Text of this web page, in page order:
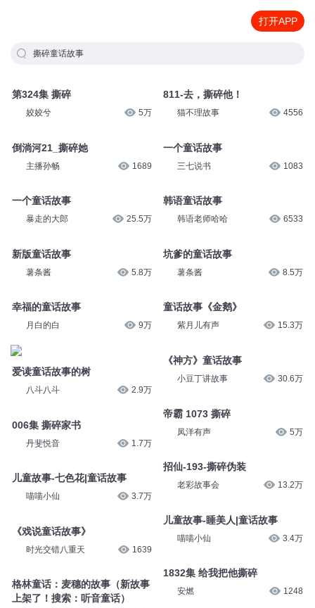
打开APP
撕碎童话故事
第324集 撕碎
姣姣兮 5万
倒淌河21_撕碎她
主播孙畅 1689
一个童话故事
暴走的大郎 25.5万
新版童话故事
薯条酱 5.8万
幸福的童话故事
月白的白 9万
爱读童话故事的树
八斗八斗 2.9万
006集 撕碎家书
丹斐悦音 1.7万
儿童故事-七色花|童话故事
喵喵小仙 3.7万
《戏说童话故事》
时光交错八重天 1639
格林童话：麦穗的故事（新故事
上架了！搜索：听音童话）
811-去，撕碎他！
猫不理故事 4556
一个童话故事
三七说书 1083
韩语童话故事
韩语老师哈哈 6533
坑爹的童话故事
薯条酱 8.5万
童话故事《金鹅》
紫月儿有声 15.3万
《神方》童话故事
小豆丁讲故事 30.6万
帝霸 1073 撕碎
凤洋有声 5万
招仙-193-撕碎伪装
老彩故事会 13.2万
儿童故事-睡美人|童话故事
喵喵小仙 3.4万
1832集 给我把他撕碎
安燃 1248